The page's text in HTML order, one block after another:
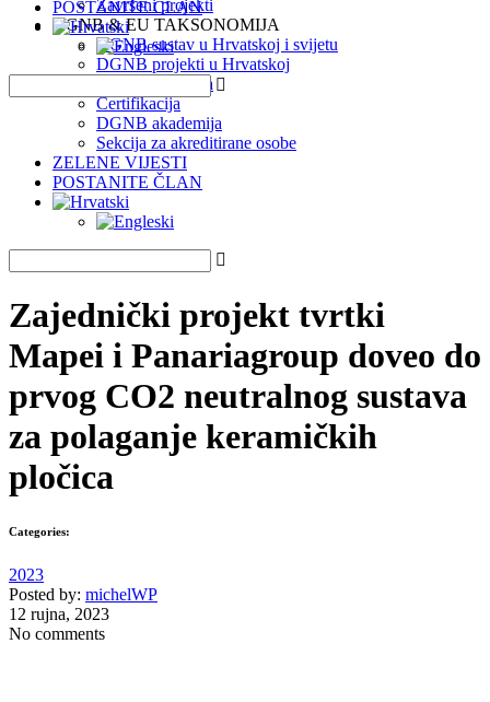
Završeni projekti
DGNB & EU TAKSONOMIJA
DGNB sustav u Hrvatskoj i svijetu
DGNB projekti u Hrvatskoj
EU Taksonomija
Certifikacija
DGNB akademija
Sekcija za akreditirane osobe
ZELENE VIJESTI
POSTANITE ČLAN
POSTANITE ČLAN
Zajednički projekt tvrtki
Mapei i Panariagroup doveo do
prvog CO2 neutralnog sustava
za polaganje keramičkih
pločica
Categories:
2023
Posted by: michelWP
12 rujna, 2023
No comments